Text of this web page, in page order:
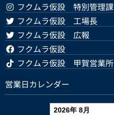
フクムラ仮設 特別管理課
フクムラ仮設 工場長
フクムラ仮設 広報
フクムラ仮設
フクムラ仮設 甲賀営業所
営業日カレンダー
2026年 8月